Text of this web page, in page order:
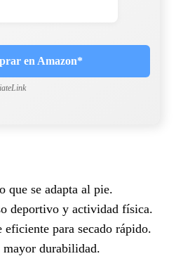
en Amazon*
que se adapta al pie.
deportivo y actividad física.
eficiente para secado rápido.
mayor durabilidad.